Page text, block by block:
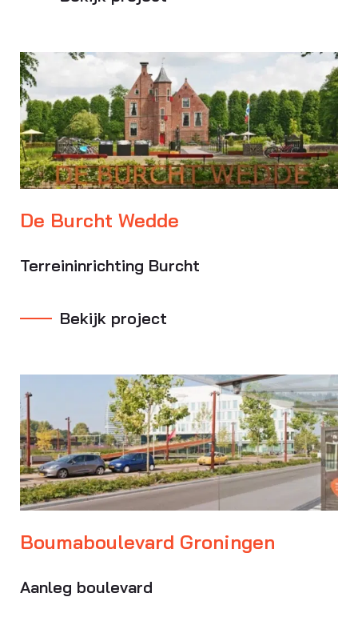
De Burcht Wedde
Terreininrichting Burcht
Bekijk project
Boumaboulevard Groningen
Aanleg boulevard